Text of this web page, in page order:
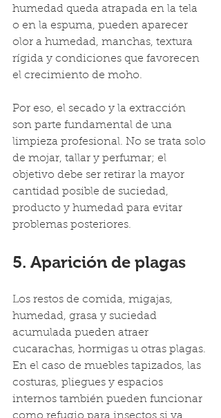
humedad queda atrapada en la tela
o en la espuma, pueden aparecer
olor a humedad, manchas, textura
rígida y condiciones que favorecen
el crecimiento de moho.
Por eso, el secado y la extracción
son parte fundamental de una
limpieza profesional. No se trata solo
de mojar, tallar y perfumar; el
objetivo debe ser retirar la mayor
cantidad posible de suciedad,
producto y humedad para evitar
problemas posteriores.
5. Aparición de plagas
Los restos de comida, migajas,
humedad, grasa y suciedad
acumulada pueden atraer
cucarachas, hormigas u otras plagas.
En el caso de muebles tapizados, las
costuras, pliegues y espacios
internos también pueden funcionar